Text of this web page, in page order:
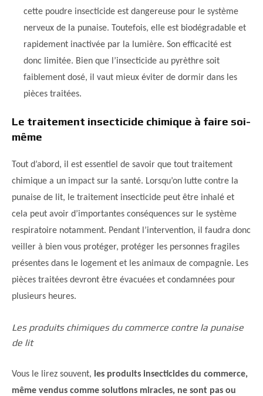
cette poudre insecticide est dangereuse pour le système
nerveux de la punaise. Toutefois, elle est biodégradable et
rapidement inactivée par la lumière. Son efficacité est
donc limitée. Bien que l’insecticide au pyrèthre soit
faiblement dosé, il vaut mieux éviter de dormir dans les
pièces traitées.
Le traitement insecticide chimique à faire soi-
même
Tout d’abord, il est essentiel de savoir que tout traitement
chimique a un impact sur la santé. Lorsqu’on lutte contre la
punaise de lit, le traitement insecticide peut être inhalé et
cela peut avoir d’importantes conséquences sur le système
respiratoire notamment. Pendant l’intervention, il faudra donc
veiller à bien vous protéger, protéger les personnes fragiles
présentes dans le logement et les animaux de compagnie. Les
pièces traitées devront être évacuées et condamnées pour
plusieurs heures.
Les produits chimiques du commerce contre la punaise
de lit
Vous le lirez souvent, les produits insecticides du commerce,
même vendus comme solutions miracles, ne sont pas ou